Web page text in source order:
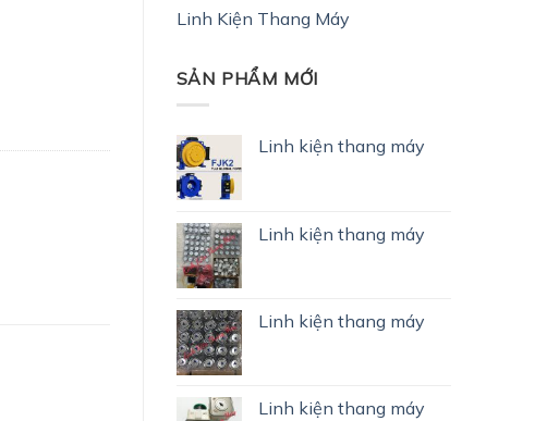
Linh Kiện Thang Máy
SẢN PHẨM MỚI
Linh kiện thang máy
Linh kiện thang máy
Linh kiện thang máy
Linh kiện thang máy